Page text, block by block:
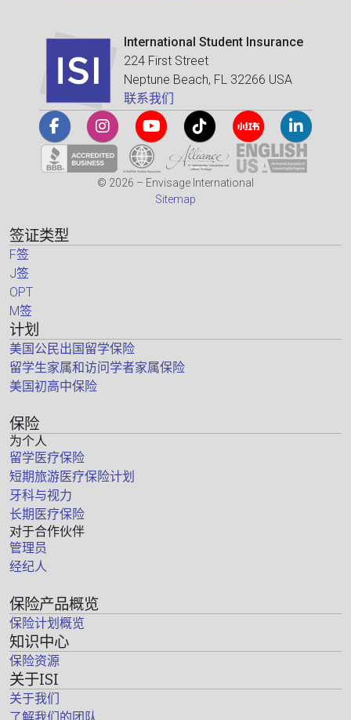
International Student Insurance
224 First Street
Neptune Beach, FL 32266 USA
联系我们
© 2026 – Envisage International
Sitemap
签证类型
F签
J签
OPT
M签
计划
美国公民出国留学保险
留学生家属和访问学者家属保险
美国初高中保险
保险
为个人
留学医疗保险
短期旅游医疗保险计划
牙科与视力
长期医疗保险
对于合作伙伴
管理员
经纪人
保险产品概览
保险计划概览
知识中心
保险资源
关于ISI
关于我们